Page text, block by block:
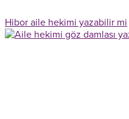
Hibor aile hekimi yazabilir mi